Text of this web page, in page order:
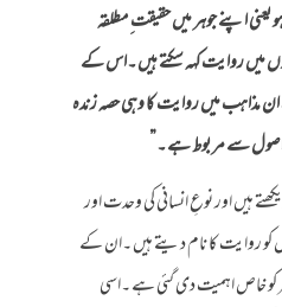
ہو یعنی اپنے جوہر میں حقیقت ِ مطلقہ
میں روایت کہہ سکتے ہیں ۔اس کے
مذاہب میں روایت کا وہی حصہ زندہ
سے مر بوط ہے ۔”
ہیں اور نوعِ انسانی کی وحدت اور
روایت کا نام دیتے ہیں ۔ان کے
خاص اہمیت دی گئی ہے ۔اسی